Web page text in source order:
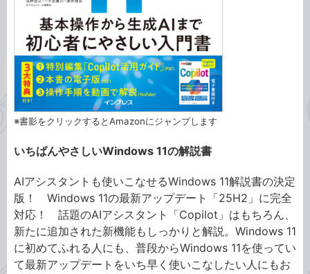
※書影をクリックするとAmazonにジャンプします
いちばんやさしいWindows 11の解説書
AIアシスタントも使いこなせるWindows 11解説書の決定
版！ Windows 11の最新アップデート「25H2」に完全
対応！ 話題のAIアシスタント「Copilot」はもちろん、
新たに追加された新機能もしっかりと解説。Windows 11
に初めてふれる人にも、普段からWindows 11を使ってい
て最新アップデートをいち早く使いこなしたい人にもお